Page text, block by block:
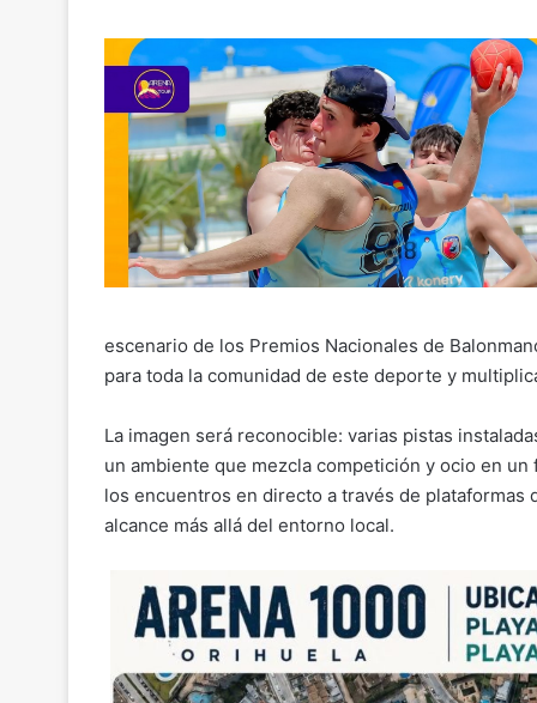
escenario de los Premios Nacionales de
para toda la comunidad de este deporte y
La imagen será reconocible: varias pistas
un ambiente que mezcla competición y ocio en
los encuentros en directo a través de
alcance más allá del entorno local.